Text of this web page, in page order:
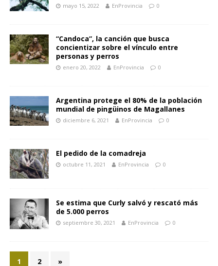
mayo 15, 2022 EnProvincia 0
“Candoca”, la canción que busca
concientizar sobre el vínculo entre
personas y perros
enero 20, 2022 EnProvincia 0
Argentina protege el 80% de la población
mundial de pingüinos de Magallanes
diciembre 6, 2021 EnProvincia 0
El pedido de la comadreja
octubre 11, 2021 EnProvincia 0
Se estima que Curly salvó y rescató más
de 5.000 perros
septiembre 30, 2021 EnProvincia 0
1 2 »